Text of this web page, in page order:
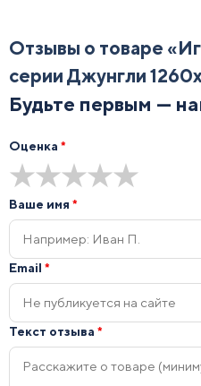
Отзывы о товаре «
серии Джунгли
Будьте первым —
Оценка *
★
★
★
★
★
Ваше имя *
Email *
Текст отзыва *